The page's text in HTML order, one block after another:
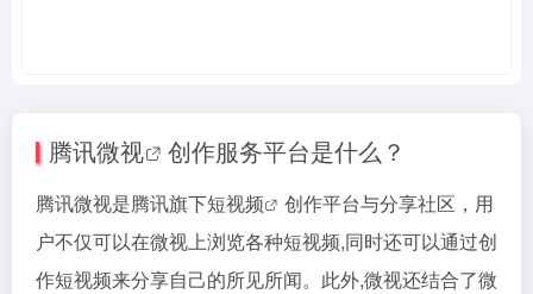
腾讯微视 创作服务平台是什么？
腾讯微视是腾讯旗下短视频
创作平台与分享社区，用
户不仅可以在微视上浏览各种短视频,同时还可以通过创
作短视频来分享自己的所见所闻。此外,微视还结合了微